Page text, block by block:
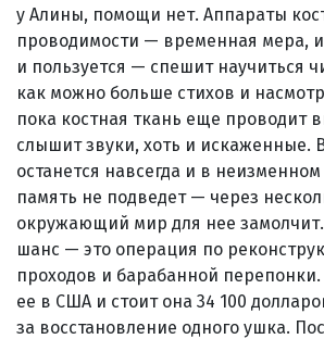
у Алины, помощи нет. Аппараты
проводимости — временная мера,
и пользуется — спешит научиться
как можно больше стихов и
пока костная ткань еще проводит
слышит звуки, хоть и искаженные.
останется навсегда и в
память не подведет — через
окружающий мир для нее
шанс — это операция по
проходов и барабанной
ее в США и стоит она 34 100
за восстановление одного ушка.